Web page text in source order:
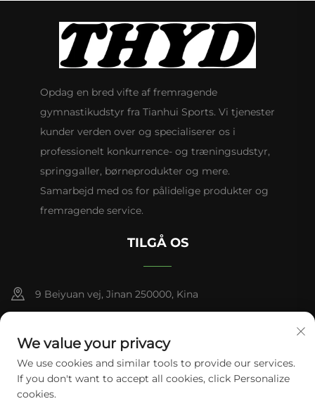
Opdag en bred vifte af fremragende
gymnastikudstyr fra Tianhui Sports. Vi tjenester
kunder verden over og specialiserer os i
professionelt konkurrence- og træningsudstyr,
springgaller, børneprodukter og mere.
Samarbejd med os for pålidelige produkter og
fremragende service.
TILGÅ OS
9 Beiyuan vej, Jinan 250000, Kina
[email protected]
We value your privacy
We use cookies and similar tools to provide our services.
If you don't want to accept all cookies, click Personalize
cookies.